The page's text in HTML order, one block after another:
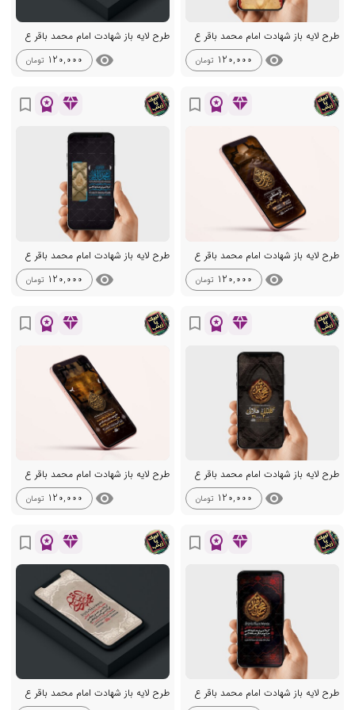
طرح لایه باز شهادت امام محمد باقر ع
visibility
120,000 تومان
طرح لایه باز شهادت امام محمد باقر ع
visibility
120,000 تومان
diamond
workspace_premium
bookmark_border
طرح لایه باز شهادت امام محمد باقر ع
visibility
120,000 تومان
diamond
workspace_premium
bookmark_border
طرح لایه باز شهادت امام محمد باقر ع
visibility
120,000 تومان
diamond
workspace_premium
bookmark_border
طرح لایه باز شهادت امام محمد باقر ع
visibility
120,000 تومان
diamond
workspace_premium
bookmark_border
طرح لایه باز شهادت امام محمد باقر ع
visibility
120,000 تومان
diamond
workspace_premium
bookmark_border
طرح لایه باز شهادت امام محمد باقر ع
diamond
workspace_premium
bookmark_border
طرح لایه باز شهادت امام محمد باقر ع